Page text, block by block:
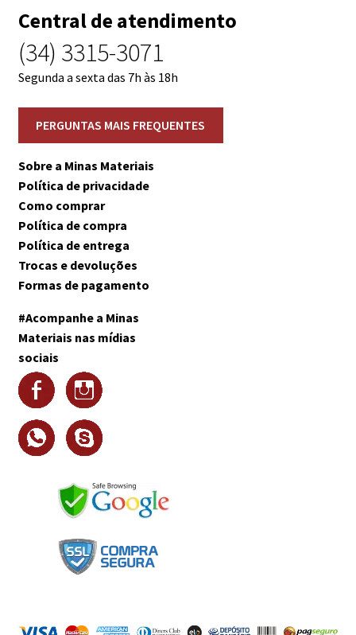
Central de atendimento
(34) 3315-3071
Segunda a sexta das 7h às 18h
Sobre a Minas Materiais
Política de privacidade
Como comprar
Política de compra
Política de entrega
Trocas e devoluções
Formas de pagamento
#Acompanhe a Minas
Materiais nas mídias
sociais